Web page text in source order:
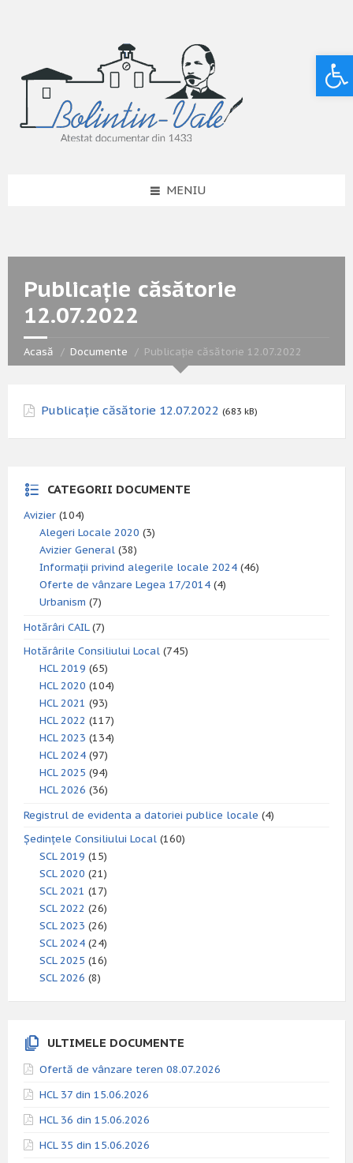
MENIU
Publicație căsătorie
12.07.2022
Acasă Documente Publicație căsătorie 12.07.2022
Publicație căsătorie 12.07.2022 (683 kB)
CATEGORII DOCUMENTE
Avizier (104)
Alegeri Locale 2020 (3)
Avizier General (38)
Informații privind alegerile locale 2024 (46)
Oferte de vânzare Legea 17/2014 (4)
Urbanism (7)
Hotărâri CAIL(7)
Hotărârile Consiliului Local (745)
HCL 2019 (65)
HCL 2020 (104)
HCL 2021 (93)
HCL 2022 (117)
HCL 2023 (134)
HCL 2024 (97)
HCL 2025 (94)
HCL 2026 (36)
Registrul de evidenta a datoriei publice locale (4)
Ședințele Consiliului Local (160)
SCL 2019 (15)
SCL 2020 (21)
SCL 2021 (17)
SCL 2022 (26)
SCL 2023 (26)
SCL 2024 (24)
SCL 2025 (16)
SCL 2026 (8)
ULTIMELE DOCUMENTE
Ofertă de vânzare teren 08.07.2026
HCL 37 din 15.06.2026
HCL 36 din 15.06.2026
HCL 35 din 15.06.2026
Deschide bara de unelte